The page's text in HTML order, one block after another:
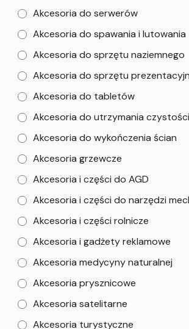
Akcesoria do serwerów
Akcesoria do spawania i lutowania
Akcesoria do sprzętu naziemnego
Akcesoria do sprzętu
Akcesoria do tabletów
Akcesoria do utrzymania czystości
Akcesoria do wykończenia ścian
Akcesoria grzewcze
Akcesoria i części do AGD
Akcesoria i części do narzędzi
Akcesoria i części rolnicze
Akcesoria i gadżety reklamowe
Akcesoria medycyny naturalnej
Akcesoria prysznicowe
Akcesoria satelitarne
Akcesoria turystyczne